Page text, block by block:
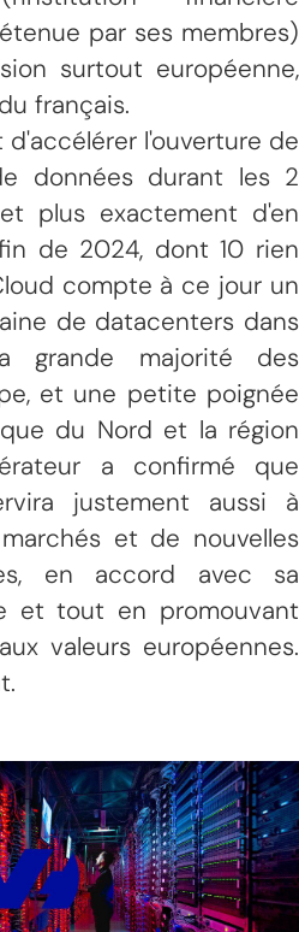
par ses membres)
surtout européenne,
français.
l'ouverture de
données durant les 2
plus exactement d'en
de 2024, dont 10 rien
compte à ce jour un
de datacenters dans
grande majorité des
et une petite poignée
du Nord et la région
a confirmé que
justement aussi à
et de nouvelles
en accord avec sa
et tout en promouvant
valeurs européennes.